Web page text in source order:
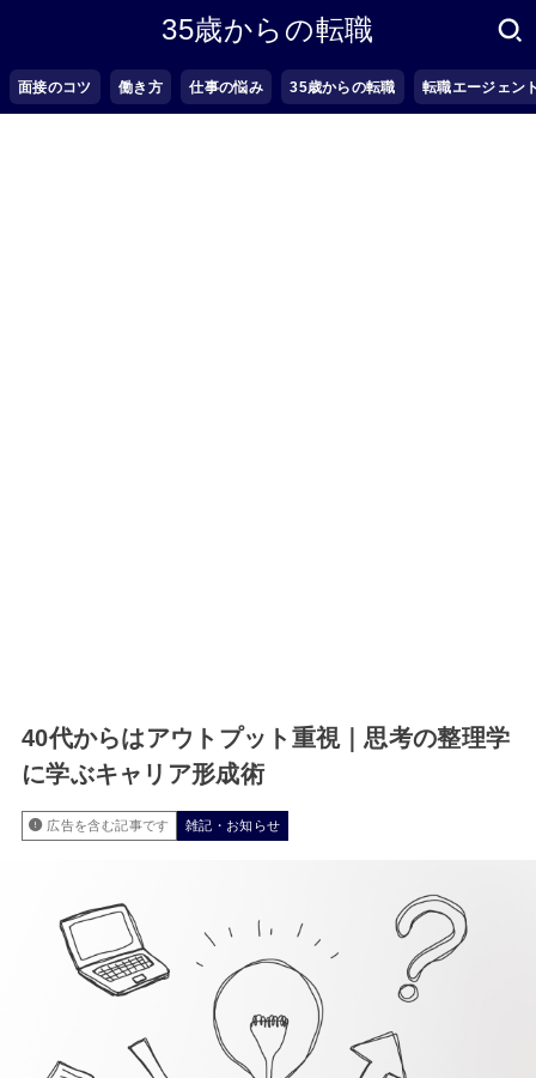
35歳からの転職
面接のコツ 働き方 仕事の悩み 35歳からの転職 転職エージェン
40代からはアウトプット重視｜思考の整理学
に学ぶキャリア形成術
広告を含む記事です 雑記・お知らせ